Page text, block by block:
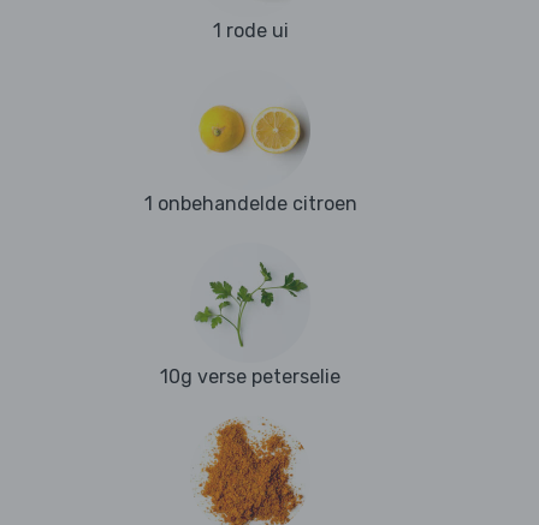
1 rode ui
1 onbehandelde citroen
10g verse peterselie